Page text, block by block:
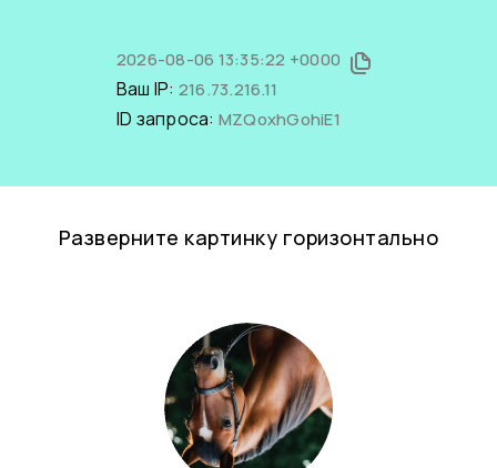
2026-08-06 13:35:22 +0000
Ваш IP: 216.73.216.11
ID запроса: MZQoxhGohiE1
Разверните картинку горизонтально